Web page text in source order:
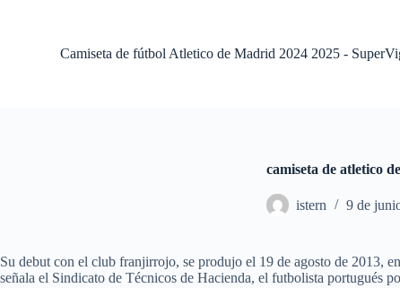
d
o
Camiseta de fútbol Atletico de Madrid 2024 2025 -
camiseta de atletico
istern 9 de
Su debut con el club franjirrojo, se produjo el 19 de agosto de 2013,
señala el Sindicato de Técnicos de Hacienda, el futbolista portugués